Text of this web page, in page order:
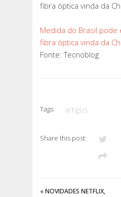
fibra óptica vinda da
Medida do Brasil pode
fibra óptica vinda da
Fonte: Tecnoblog
Tags: artigos
Share this post:
«NOVIDADES NETFLIX,